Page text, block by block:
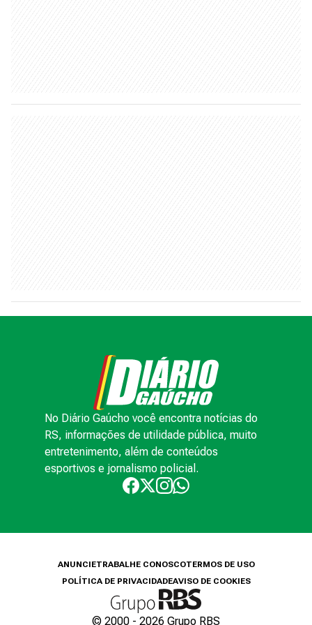
No Diário Gaúcho você encontra notícias do
RS, informações de utilidade pública, muito
entretenimento, além de conteúdos
esportivos e jornalismo policial.
ANUNCIETRABALHE CONOSCOTERMOS DE USO
POLÍTICA DE PRIVACIDADEAVISO DE COOKIES
© 2000 - 2026 Grupo RBS